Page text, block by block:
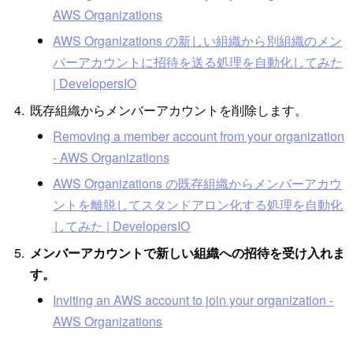
AWS Organizations
AWS Organizations の新しい組織から別組織のメン
バーアカウントに招待を送る処理を自動化してみた
| DevelopersIO
既存組織からメンバーアカウントを削除します。
Removing a member account from your organization
- AWS Organizations
AWS Organizations の既存組織からメンバーアカウ
ントを離脱してスタンドアロン化する処理を自動化
してみた | DevelopersIO
メンバーアカウントで新しい組織への招待を受け入れま
す。
Inviting an AWS account to join your organization -
AWS Organizations